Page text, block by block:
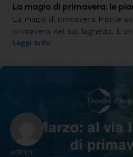
La magia di primavera: le
La magia di primavera Piante
primavera nel tuo laghetto. È
Leggi tutto
admin